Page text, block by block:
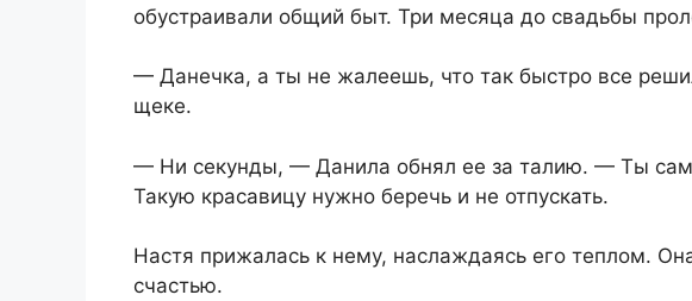
обустраивали общий быт. Три месяца до свадьбы
— Данечка, а ты не жалеешь, что так быстро все
щеке.
— Ни секунды, — Данила обнял ее за талию. — Ты
Такую красавицу нужно беречь и не отпускать.
Настя прижалась к нему, наслаждаясь его теплом.
счастью.